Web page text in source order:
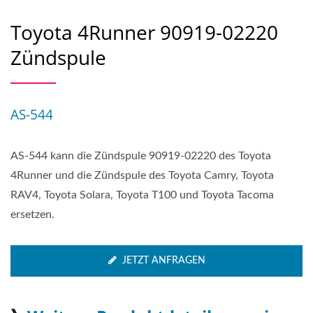
Toyota 4Runner 90919-02220
Zündspule
AS-544
AS-544 kann die Zündspule 90919-02220 des Toyota
4Runner und die Zündspule des Toyota Camry, Toyota
RAV4, Toyota Solara, Toyota T100 und Toyota Tacoma
ersetzen.
JETZT ANFRAGEN